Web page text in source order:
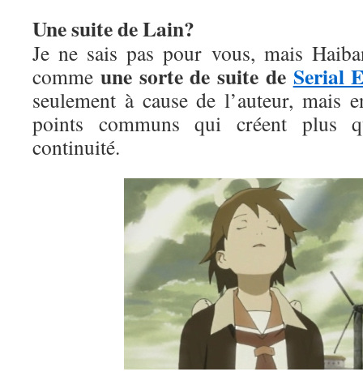
Une suite de Lain?
Je ne sais pas pour vous, mais
comme une sorte de suite de Serial
seulement à cause de l’auteur, mais
points communs qui créent plus
continuité.